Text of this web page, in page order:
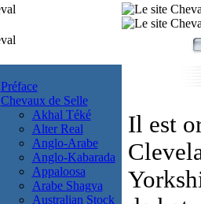
Préface
Chevaux de Selle
Akhal Téké
Alter Real
Anglo-Arabe
Anglo-Kabarada
Appaloosa
Arabe Shagya
Australian Stock
Il est